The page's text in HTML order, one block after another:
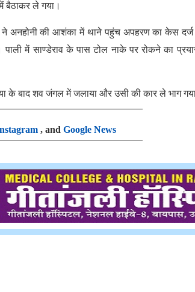
ले गया।
ने अनहोनी की आशंका में थाने पहुंच अपहरण का केस
में साण्डेराव के पास टोल नाके पर रोकने का
के बाद शव जंगल में जलाया और उसी की कार ले भाग
, and Google News